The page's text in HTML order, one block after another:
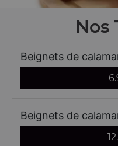
Nos
Beignets de
Beignets de